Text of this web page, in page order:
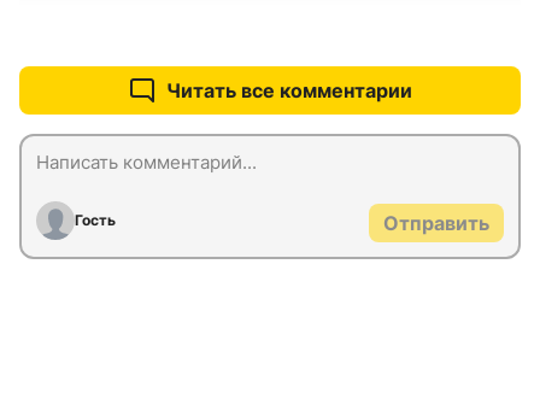
Читать все комментарии
Гость Отправить